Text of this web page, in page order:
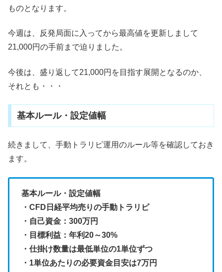
ものとなります。
今週は、反発局面に入ってから最高値を更新しまして
21,000円の手前まで迫りました。
今後は、盛り返して21,000円を目指す展開となるのか、
それとも・・・
基本ルール・設定値幅
続きまして、手動トラリピ運用のルール等を確認しておき
ます。
基本ルール・設定値幅
・CFD日経平均売りの手動トラリピ
・自己資金：300万円
・目標利益：年利20～30%
・仕掛け数量は最低単位の1単位ずつ
・1単位あたりの必要資金目安は7万円